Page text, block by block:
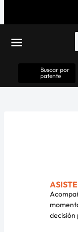
Buscar por
patente
decisión